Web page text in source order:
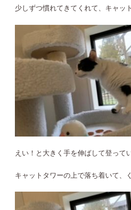
少しずつ慣れてきてくれて、キャッ
えい！と大きく手を伸ばして登って
キャットタワーの上で落ち着いて、